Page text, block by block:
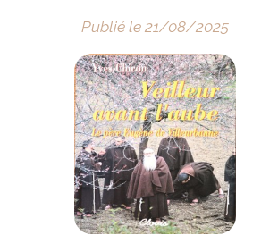
Publié le 21/08/2025